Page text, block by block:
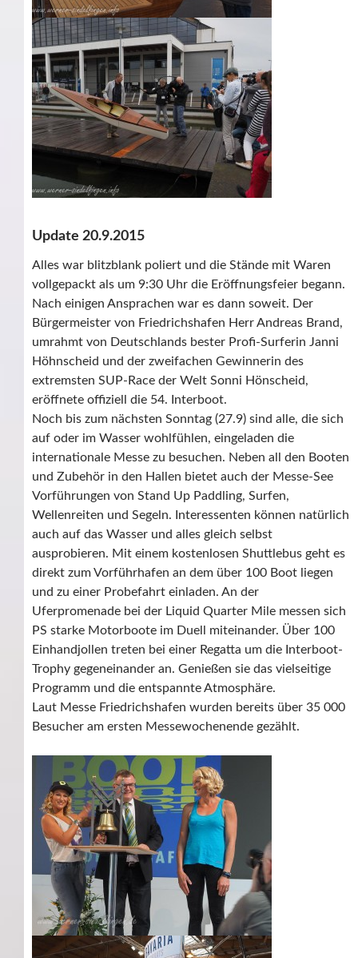
Update 20.9.2015
Alles war blitzblank poliert und die Stände mit Waren
vollgepackt als um 9:30 Uhr die Eröffnungsfeier begann.
Nach einigen Ansprachen war es dann soweit. Der
Bürgermeister von Friedrichshafen Herr Andreas Brand,
umrahmt von Deutschlands bester Profi-Surferin Janni
Höhnscheid und der zweifachen Gewinnerin des
extremsten SUP-Race der Welt Sonni Hönscheid,
eröffnete offiziell die 54. Interboot.
Noch bis zum nächsten Sonntag (27.9) sind alle, die sich
auf oder im Wasser wohlfühlen, eingeladen die
internationale Messe zu besuchen. Neben all den Booten
und Zubehör in den Hallen bietet auch der Messe-See
Vorführungen von Stand Up Paddling, Surfen,
Wellenreiten und Segeln. Interessenten können natürlich
auch auf das Wasser und alles gleich selbst
ausprobieren. Mit einem kostenlosen Shuttlebus geht es
direkt zum Vorführhafen an dem über 100 Boot liegen
und zu einer Probefahrt einladen. An der
Uferpromenade bei der Liquid Quarter Mile messen sich
PS starke Motorboote im Duell miteinander. Über 100
Einhandjollen treten bei einer Regatta um die Interboot-
Trophy gegeneinander an. Genießen sie das vielseitige
Programm und die entspannte Atmosphäre.
Laut Messe Friedrichshafen wurden bereits über 35 000
Besucher am ersten Messewochenende gezählt.